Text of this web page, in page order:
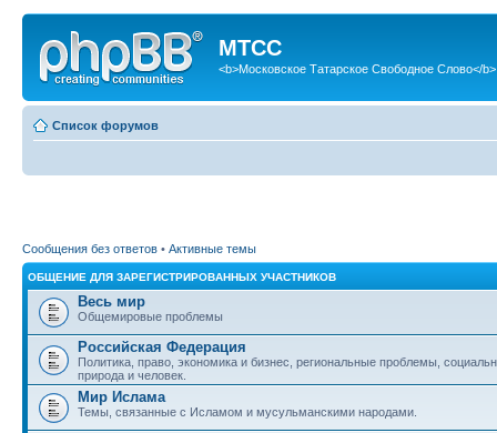
МТСС
<b>Московское Татарское Свободное Слово</b>
Список форумов
Сообщения без ответов • Активные темы
ОБЩЕНИЕ ДЛЯ ЗАРЕГИСТРИРОВАННЫХ УЧАСТНИКОВ
Весь мир
Общемировые проблемы
Российская Федерация
Политика, право, экономика и бизнес, региональные проблемы,
природа и человек.
Мир Ислама
Темы, связанные с Исламом и мусульманскими народами.